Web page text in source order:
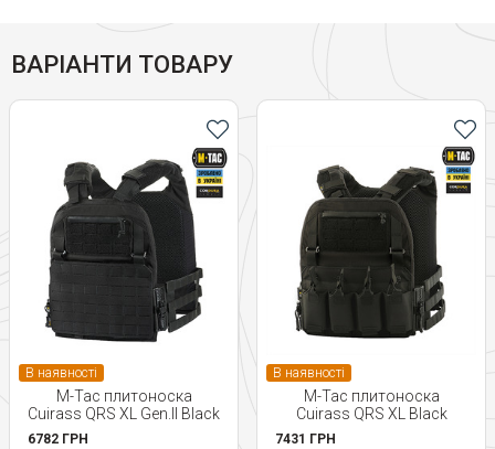
ВАРІАНТИ ТОВАРУ
В наявності
M-Tac плитоноска
Cuirass QRS XL Gen.II Black
6782 ГРН
В наявності
M-Tac плитоноска
Cuirass QRS XL Black
7431 ГРН